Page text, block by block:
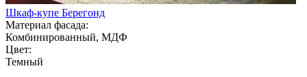
Шкаф-купе Берегонд
Материал фасада:
Комбинированный, МДФ
Цвет:
Темный